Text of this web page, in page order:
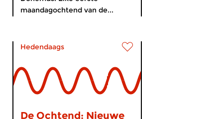
maandagochtend van de...
Hedendaags
De Ochtend: Nieuwe